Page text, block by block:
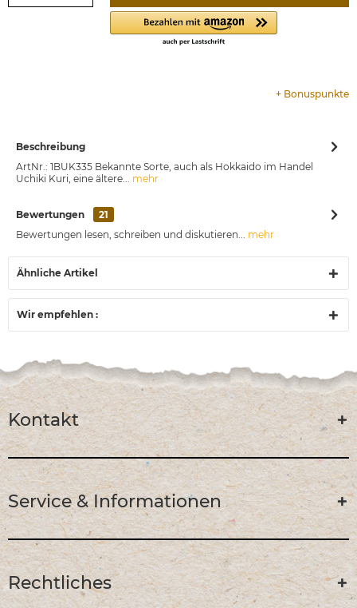
+ Bonuspunkte
Beschreibung
ArtNr.: 1BUK335 Bekannte Sorte, auch als Hokkaido im Handel
Uchiki Kuri, eine ältere... mehr
Bewertungen
21
Bewertungen lesen, schreiben und diskutieren... mehr
Ähnliche Artikel
Wir empfehlen :
Kontakt
Service & Informationen
Rechtliches